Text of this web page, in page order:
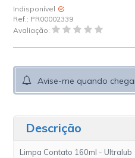
Indisponível
Ref.: PR00002339
Avaliação:
Avise-me quando
Descrição
Limpa Contato 160ml - Ultralub